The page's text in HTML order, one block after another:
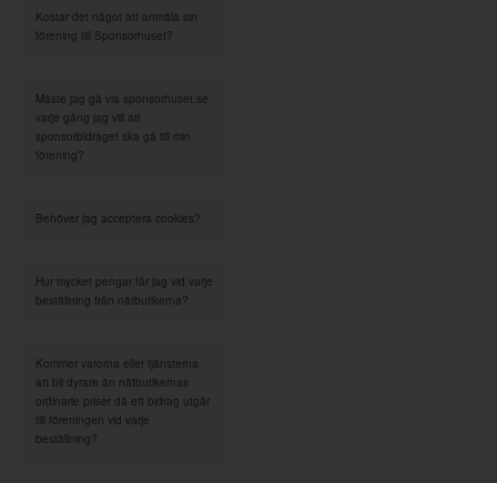
Kostar det något att anmäla sin
förening till Sponsorhuset?
Måste jag gå via sponsorhuset.se
varje gång jag vill att
sponsorbidraget ska gå till min
förening?
Behöver jag acceptera cookies?
Hur mycket pengar får jag vid varje
beställning från nätbutikerna?
Kommer varorna eller tjänsterna
att bli dyrare än nätbutikernas
ordinarie priser då ett bidrag utgår
till föreningen vid varje
beställning?